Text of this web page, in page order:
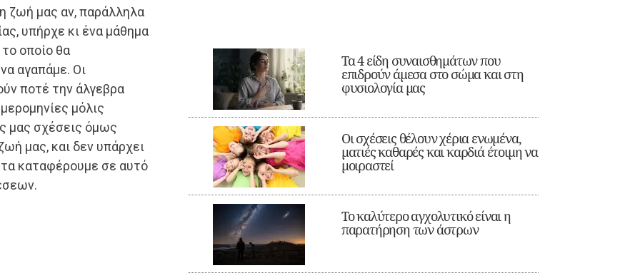
ζωή μας αν, παράλληλα
υπήρχε κι ένα μάθημα
οποίο θα
αγαπάμε. Οι
ποτέ την άλγεβρα
μόλις
μας σχέσεις όμως
μας, και δεν υπάρχει
καταφέρουμε σε αυτό
Τα 4 είδη συναισθημάτων που
επιδρούν άμεσα στο σώμα και στη
φυσιολογία μας
Οι σχέσεις θέλουν χέρια ενωμένα,
ματιές καθαρές και καρδιά έτοιμη να
μοιραστεί
Το καλύτερο αγχολυτικό είναι η
παρατήρηση των άστρων